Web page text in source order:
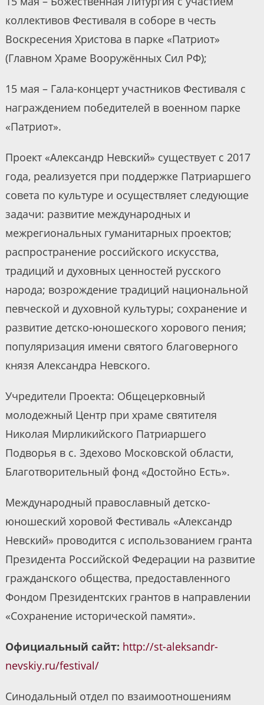
коллективов Фестиваля в соборе в честь
Воскресения Христова в парке «Патриот»
(Главном Храме Вооружённых Сил РФ);
15 мая – Гала-концерт участников Фестиваля с
награждением победителей в военном парке
«Патриот».
Проект «Александр Невский» существует с 2017
года, реализуется при поддержке Патриаршего
совета по культуре и осуществляет следующие
задачи: развитие международных и
межрегиональных гуманитарных проектов;
распространение российского искусства,
традиций и духовных ценностей русского
народа; возрождение традиций национальной
певческой и духовной культуры; сохранение и
развитие детско-юношеского хорового пения;
популяризация имени святого благоверного
князя Александра Невского.
Учредители Проекта: Общецерковный
молодежный Центр при храме святителя
Николая Мирликийского Патриаршего
Подворья в с. Здехово Московской области,
Благотворительный фонд «Достойно Есть».
Международный православный детско-
юношеский хоровой Фестиваль «Александр
Невский» проводится с использованием гранта
Президента Российской Федерации на развитие
гражданского общества, предоставленного
Фондом Президентских грантов в направлении
«Сохранение исторической памяти».
Официальный сайт: http://st-aleksandr-
nevskiy.ru/festival/
Синодальный отдел по взаимоотношениям